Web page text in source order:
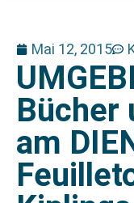
Mai 12, 2015
Bücher
am